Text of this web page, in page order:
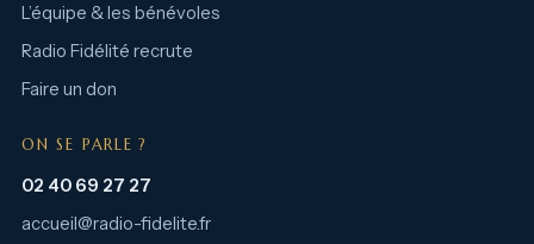
L’équipe & les bénévoles
Radio Fidélité recrute
Faire un don
ON SE PARLE ?
02 40 69 27 27
accueil@radio-fidelite.fr